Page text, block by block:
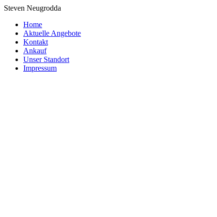
Steven Neugrodda
Home
Aktuelle Angebote
Kontakt
Ankauf
Unser Standort
Impressum